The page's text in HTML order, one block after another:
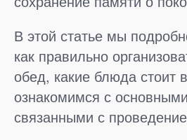
В этой статье мы
как правильно
обед, какие блюда стоит
ознакомимся с
связанными с